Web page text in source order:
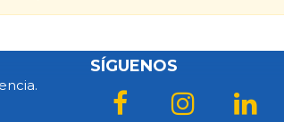
SÍGUENOS